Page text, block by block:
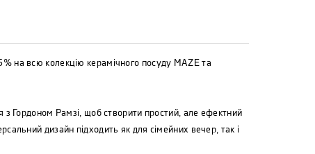
на всю колекцію керамічного посуду MAZE та
Гордоном Рамзі, щоб створити простий, але ефектний
дизайн підходить як для сімейних вечер, так і